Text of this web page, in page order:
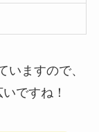
いますので、
ですね！